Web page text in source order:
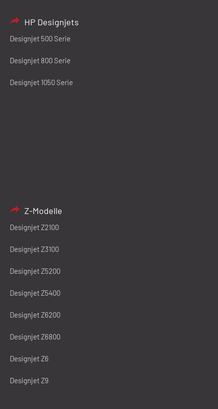
HP Designjets
Designjet 500 Serie
Designjet 800 Serie
Designjet 1050 Serie
Z-Modelle
Designjet Z2100
Designjet Z3100
Designjet Z5200
Designjet Z5400
Designjet Z6200
Designjet Z6800
Designjet Z6
Designjet Z9